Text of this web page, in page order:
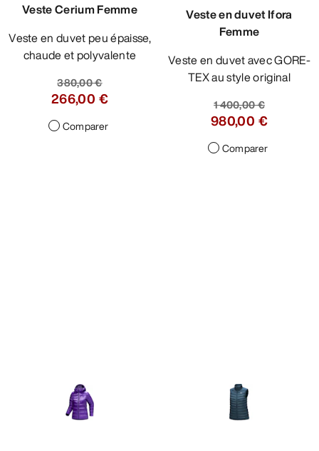
Veste Cerium Femme
Veste en duvet peu épaisse,
chaude et polyvalente
380,00 €
266,00 €
Comparer
Veste en duvet Ifora
Femme
Veste en duvet avec GORE-
TEX au style original
1 400,00 €
980,00 €
Comparer